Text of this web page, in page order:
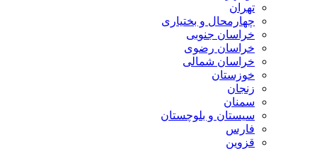
تهران
چهارمحال و بختیاری
خراسان جنوبی
خراسان رضوی
خراسان شمالی
خوزستان
زنجان
سمنان
سیستان و بلوچستان
فارس
قزوین